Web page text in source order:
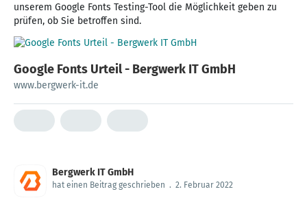
unserem Google Fonts Testing-Tool die Möglichkeit geben zu
prüfen, ob Sie betroffen sind.
Google Fonts Urteil - Bergwerk IT GmbH
www.bergwerk-it.de
Bergwerk IT GmbH
hat einen Beitrag geschrieben . 2. Februar 2022